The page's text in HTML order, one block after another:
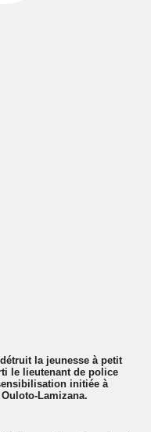
la jeunesse à petit
le lieutenant de police
initiée à
Lamizana.